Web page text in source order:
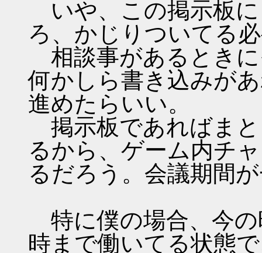
いや、この掲示板
ろ、かじりついてる
相談事があるとき
何かしら書き込みが
進めたらいい。
掲示板であればま
るから、ゲーム内チ
るだろう。会議期間
特に僕の場合、今の
時まで働いてる状態